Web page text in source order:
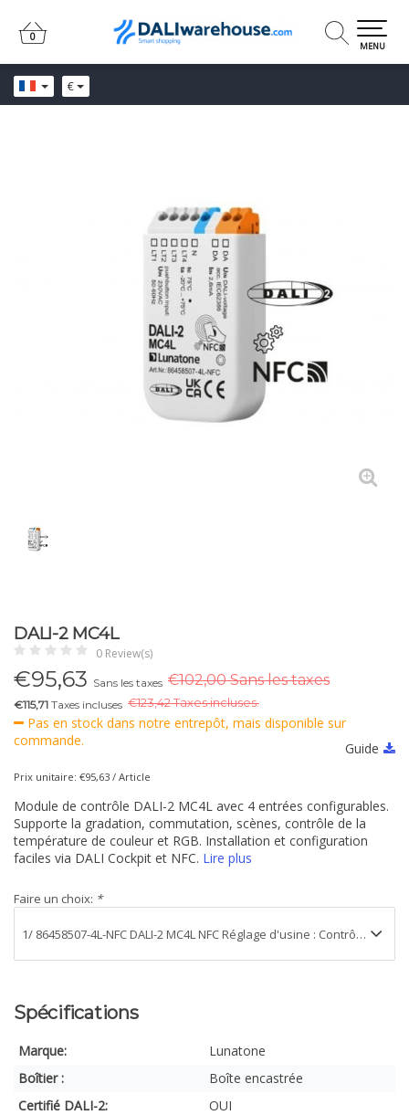
€
0
0
MENU
DALI-2 MC4L
0 Review(s)
€95,63 Sans les taxes €102,00 Sans les taxes
€115,71 Taxes incluses €123,42 Taxes incluses.
Pas en stock dans notre entrepôt, mais disponible sur
commande.
Guide
Prix unitaire: €95,63 / Article
Module de contrôle DALI-2 MC4L avec 4 entrées configurables.
Supporte la gradation, commutation, scènes, contrôle de la
température de couleur et RGB. Installation et configuration
faciles via DALI Cockpit et NFC. Lire plus
Faire un choix: *
Spécifications
Marque:
Lunatone
Boîtier :
Boîte encastrée
Certifié DALI-2:
OUI